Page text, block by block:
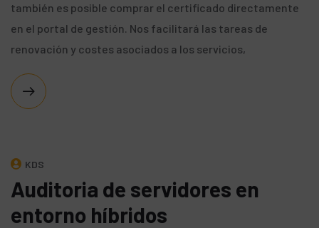
también es posible comprar el certificado directamente
en el portal de gestión. Nos facilitará las tareas de
renovación y costes asociados a los servicios,
KDS
Auditoria de servidores en
entorno híbridos